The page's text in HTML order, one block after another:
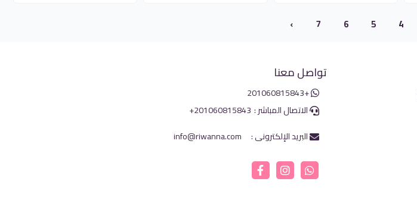
4
5
6
7
›
تواصل معنا
+201060815843
الاتصال المباشر : +201060815843
البريد الإلكترونى :
info@riwanna.com